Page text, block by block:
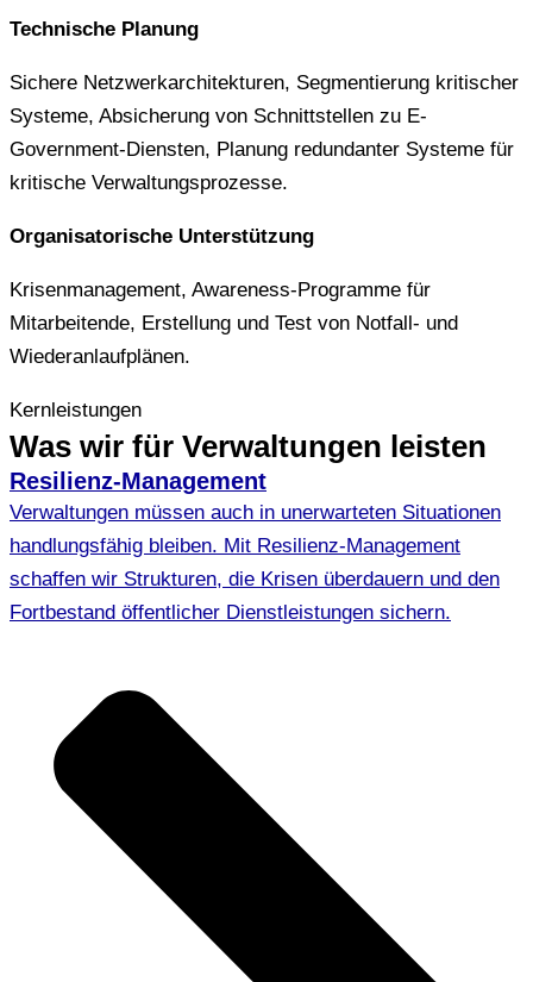
Technische Planung
Sichere Netzwerkarchitekturen, Segmentierung kritischer
Systeme, Absicherung von Schnittstellen zu E-
Government-Diensten, Planung redundanter Systeme für
kritische Verwaltungsprozesse.
Organisatorische Unterstützung
Krisenmanagement, Awareness-Programme für
Mitarbeitende, Erstellung und Test von Notfall- und
Wiederanlaufplänen.
Kernleistungen
Was wir für Verwaltungen leisten
Resilienz-Management
Verwaltungen müssen auch in unerwarteten Situationen
handlungsfähig bleiben. Mit Resilienz-Management
schaffen wir Strukturen, die Krisen überdauern und den
Fortbestand öffentlicher Dienstleistungen sichern.